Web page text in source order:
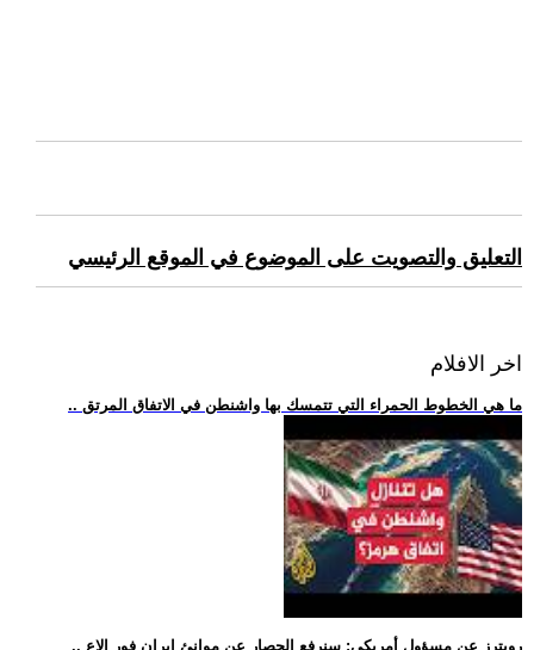
التعليق والتصويت على الموضوع في الموقع الرئيسي
اخر الافلام
.. ما هي الخطوط الحمراء التي تتمسك بها واشنطن في الاتفاق المرتق
.. رويترز عن مسؤول أمريكي: سنرفع الحصار عن موانئ إيران فور الإع